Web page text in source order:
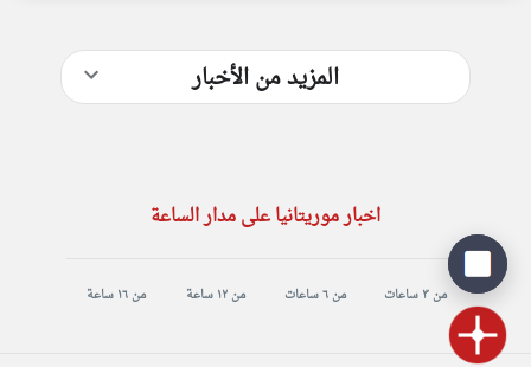
المزيد من الأخبار
اخبار موريتانيا على مدار الساعة
من ٣ ساعات من ٦ ساعات من ١٢ ساعة من ١٦ ساعة